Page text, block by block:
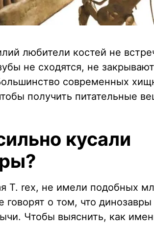
любители костей не
не сходятся, не
современных
получить питательные
кусали
T. rex, не имели подобных
о том, что
Чтобы выяснить, как